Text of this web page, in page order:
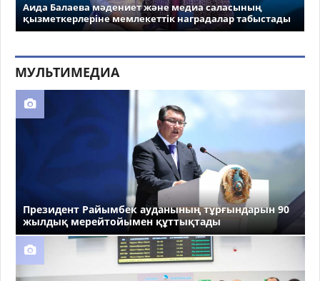
Аида Балаева мәдениет және медиа саласының
қызметкерлеріне мемлекеттік наградалар табыстады
МУЛЬТИМЕДИА
Президент Райымбек ауданының тұрғындарын 90
жылдық мерейтойымен құттықтады